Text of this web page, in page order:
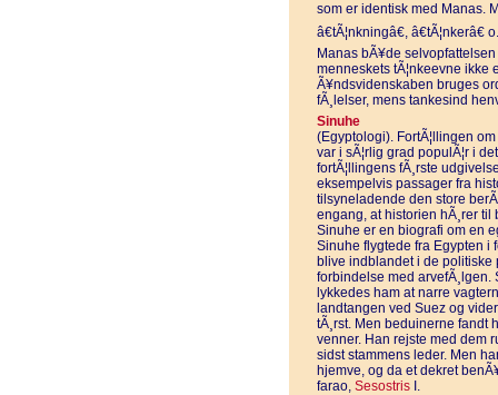
som er identisk med Manas.
â€tÃ¦nkningâ€,
Manas bÃ¥de
menneskets tÃ¦nkeevne ikke
Ã¥ndsvidenskaben bruges
fÃ¸lelser, mens tankesind
Sinuhe
(Egyptologi). FortÃ¦llingen
var i sÃ¦rlig grad populÃ¦r i
fortÃ¦llingens fÃ¸rste
eksempelvis passager fra
tilsyneladende den store
engang, at historien hÃ¸rer
Sinuhe er en biografi om en
Sinuhe flygtede fra Egypten i
blive indblandet i de politiske
forbindelse med
lykkedes ham at narre
landtangen ved Suez og
tÃ¸rst. Men beduinerne fandt
venner. Han rejste med dem
sidst stammens leder. Men
hjemve, og da et dekret
farao, Sesostris I.